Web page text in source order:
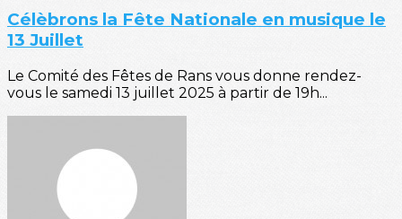
Célèbrons la Fête Nationale en musique le
13 Juillet
Le Comité des Fêtes de Rans vous donne rendez-
vous le samedi 13 juillet 2025 à partir de 19h...